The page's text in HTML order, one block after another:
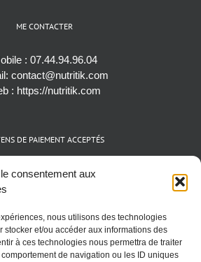
consentement aux
nous utilisons des technologies
stocker et/ou accéder aux informations des
à ces technologies nous permettra de traiter
de navigation ou les ID uniques
ME CONTACTER
: 07.44.94.96.04
contact@nutritik.com
: https://nutritik.com
DE PAIEMENT ACCEPTÉS
Espèces (EUR)
(VISA, Mastercard et AMEX)
(BTC)